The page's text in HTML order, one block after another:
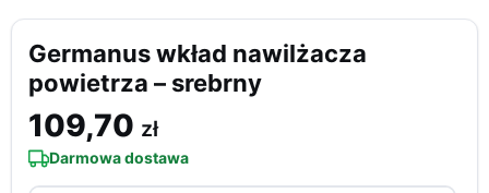
Germanus wkład nawilżacza
powietrza – srebrny
109,70 zł
Darmowa dostawa